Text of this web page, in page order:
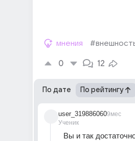
мнения
0 12
По дате По рейтингу
user_319886060
Ученик
9мес
Вы и так